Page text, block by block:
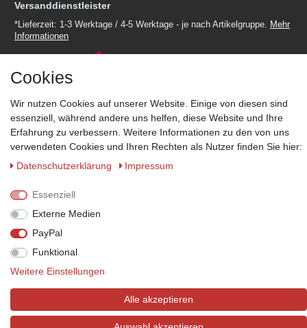
Versanddienstleister
*Lieferzeit: 1-3 Werktage / 4-5 Werktage - je nach Artikelgruppe. Mehr
Informationen
Zahlungsmöglichkeiten
Wir behalten uns das Recht vor im Einzelfall bestimmte
Zahlungsarten auszuschließen.Mehr Informationen
© Copyright 2026 Marabella´s | Alle Rechte vorbehalten. | Grundpreise
siehe Artikeldetails.
Cookies
Wir nutzen Cookies auf unserer Website. Einige von diesen sind
essenziell, während andere uns helfen, diese Website und Ihre
Erfahrung zu verbessern. Weitere Informationen zu den von uns
verwendeten Cookies und Ihren Rechten als Nutzer finden Sie hier:
Daten­schutz­erklärung
Impressum
Essenziell
Externe Medien
PayPal
Funktional
Weitere Einstellungen
Alle akzeptieren